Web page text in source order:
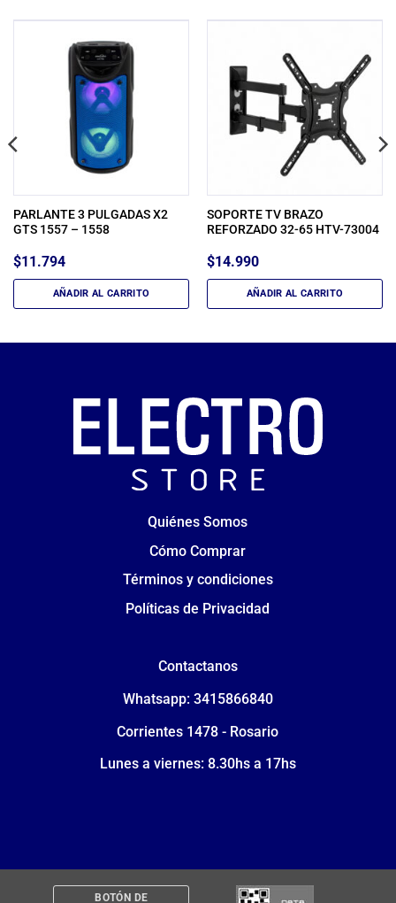
PARLANTE 3 PULGADAS X2
GTS 1557 – 1558
$11.794
AÑADIR AL CARRITO
SOPORTE TV BRAZO
REFORZADO 32-65 HTV-73004
$14.990
AÑADIR AL CARRITO
Quiénes Somos
Cómo Comprar
Términos y condiciones
Políticas de Privacidad
Contactanos
Whatsapp: 3415866840
Corrientes 1478 - Rosario
Lunes a viernes: 8.30hs a 17hs
BOTÓN DE